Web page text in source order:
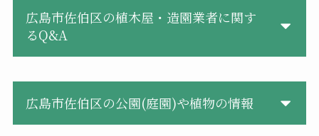
広島市佐伯区の植木屋・造園業者に関す
るQ&A
広島市佐伯区の公園(庭園)や植物の情報